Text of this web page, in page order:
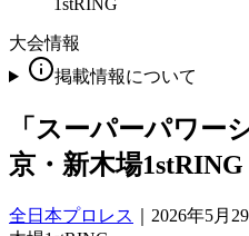
1stRING
大会情報
掲載情報について
「スーパーパワー
京・新木場1stRING
全日本プロレス
2026年5月